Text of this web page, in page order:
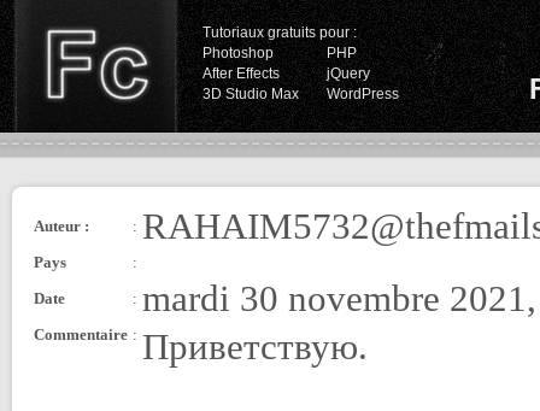
Tutoriaux gratuits pour :
Photoshop
PHP
After Effects
jQuery
3D Studio Max
WordPress
Auteur : :
Pays
:
Date
: mardi 30 novembre
Commentaire : Приветствую.